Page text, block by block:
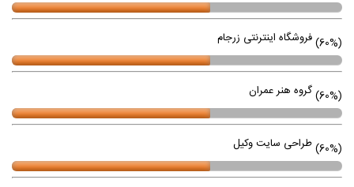
فروشگاه اینترنتی زرجام(60%)
گروه هنر عمران(60%)
طراحی سایت وکیل(60%)